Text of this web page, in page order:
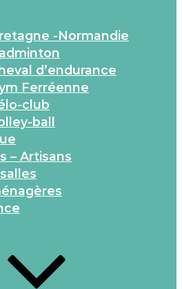
-Normandie
d’endurance
Ferréenne
club
ball
– Artisans